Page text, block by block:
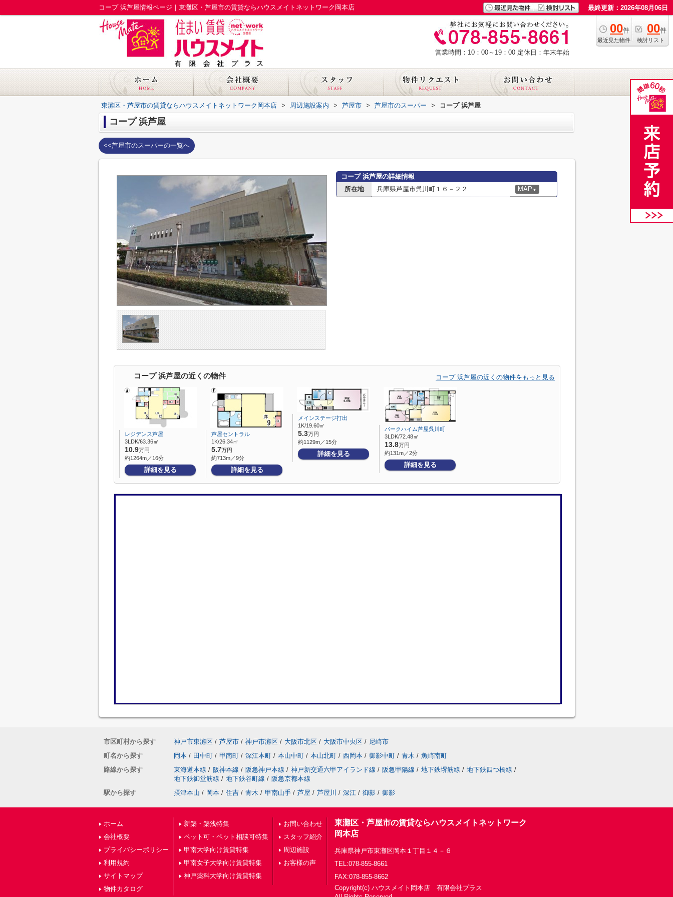
コープ 浜芦屋情報ページ｜東灘区・芦屋市の賃貸ならハウスメイトネットワーク岡本店 最終更新：2026年08月06日
00件
最近見た物件
00件
検討リスト
営業時間：10：00～19：00 定休日：年末年始
東灘区・芦屋市の賃貸ならハウスメイトネットワーク岡本店 > 周辺施設案内 > 芦屋市 > 芦屋市のスーパー > コープ 浜芦屋
コープ 浜芦屋
<<芦屋市のスーパーの一覧へ
コープ 浜芦屋の詳細情報
所在地
兵庫県芦屋市呉川町１６－２２ MAP ▼
コープ 浜芦屋の近くの物件 コープ 浜芦屋の近くの物件をもっと見る
レジデンス芦屋
3LDK/63.36㎡
10.9万円
約1264m／16分
詳細を見る
芦屋セントラル
1K/26.34㎡
5.7万円
約713m／9分
詳細を見る
メインステージ打出
1K/19.60㎡
5.3万円
約1129m／15分
詳細を見る
パークハイム芦屋呉川町
3LDK/72.48㎡
13.8万円
約131m／2分
詳細を見る
市区町村から探す 神戸市東灘区 / 芦屋市 / 神戸市灘区 / 大阪市北区 / 大阪市中央区 / 尼崎市
町名から探す
岡本 / 田中町 / 甲南町 / 深江本町 / 本山中町 / 本山北町 / 西岡本 / 御影中町 / 青木 / 魚崎南町
路線から探す
東海道本線 / 阪神本線 / 阪急神戸本線 / 神戸新交通六甲アイランド線 / 阪急甲陽線 / 地下鉄堺筋線 / 地下鉄四つ橋線 /
地下鉄御堂筋線 / 地下鉄谷町線 / 阪急京都本線
駅から探す
摂津本山 / 岡本 / 住吉 / 青木 / 甲南山手 / 芦屋 / 芦屋川 / 深江 / 御影 / 御影
ホーム
会社概要
プライバシーポリシー
利用規約
サイトマップ
物件カタログ
新築・築浅特集
ペット可・ペット相談可特集
甲南大学向け賃貸特集
甲南女子大学向け賃貸特集
神戸薬科大学向け賃貸特集
お問い合わせ
スタッフ紹介
周辺施設
お客様の声
東灘区・芦屋市の賃貸ならハウスメイトネットワーク
岡本店
兵庫県神戸市東灘区岡本１丁目１４－６
TEL:078-855-8661
FAX:078-855-8662
Copyright(c) ハウスメイト岡本店 有限会社プラス